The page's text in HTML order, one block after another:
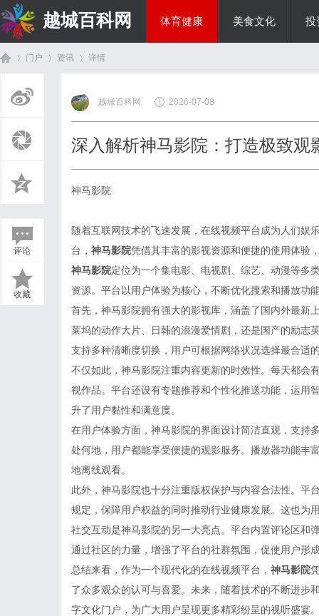
越城百科网 体育健康 美食文化 投
门户 资讯
›
详情
评论
收藏
越城百科网 2026-07-08
深入解析神马影院：打造极致观
神马影院
随着互联网技术的飞速发展，在线视频平台成为人们娱
台， 神马影院凭借其丰富的影视资源和便捷的使用体验
神马影院定位为一个集电影、电视剧、综艺、动漫等多
资源。平台以用户体验为核心，不断优化搜索和播放功
首先，神马影院拥有强大的影视库，涵盖了国内外最新
莱坞的动作大片、日韩的浪漫爱情剧，还是国产的励志
支持多种清晰度切换，用户可根据网络状况选择最合适
不仅如此，神马影院注重内容更新的时效性。每天都会
视作品。平台还设有专题推荐和个性化推送功能，运用
升了用户黏性和满意度。
在用户体验方面，神马影院的界面设计简洁直观，支持
处何地，用户都能享受便捷的观影服务。播放器功能丰
地离线观看。
此外，神马影院也十分注重版权保护与内容合法性。平
规定，保障用户权益的同时推动行业健康发展。这也为
社交互动是神马影院的另一大亮点。平台内置评论区和
通过社区的力量，增强了平台的社群氛围，促使用户形
总结来看，作为一个现代化的在线视频平台， 神马影院
了众多观众的认可与喜爱。未来，随着技术的不断进步
字文化门户，为广大用户呈现更多精彩纷呈的视听盛宴